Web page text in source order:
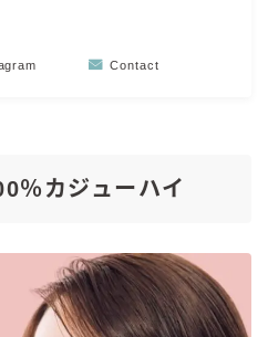
Contact
％カジューハイ